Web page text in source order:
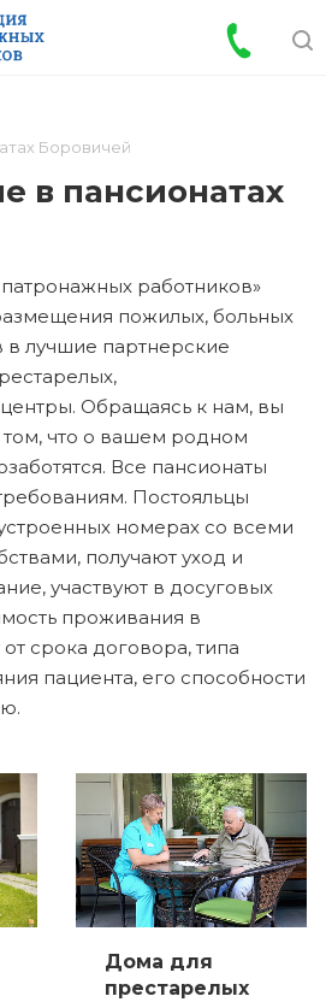
Боровичей
в пансионатах
работников»
пожилых, больных
лучшие партнерские
Обращаясь к нам, вы
том, что о вашем родном
Все пансионаты
Постояльцы
номерах со всеми
получают уход и
участвуют в досуговых
проживания в
срока договора, типа
пациента, его способности
Дома для
престарелых